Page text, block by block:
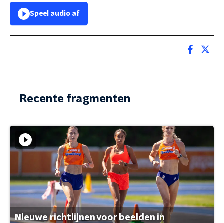
Speel audio af
Recente fragmenten
Nieuwe richtlijnen voor beelden in